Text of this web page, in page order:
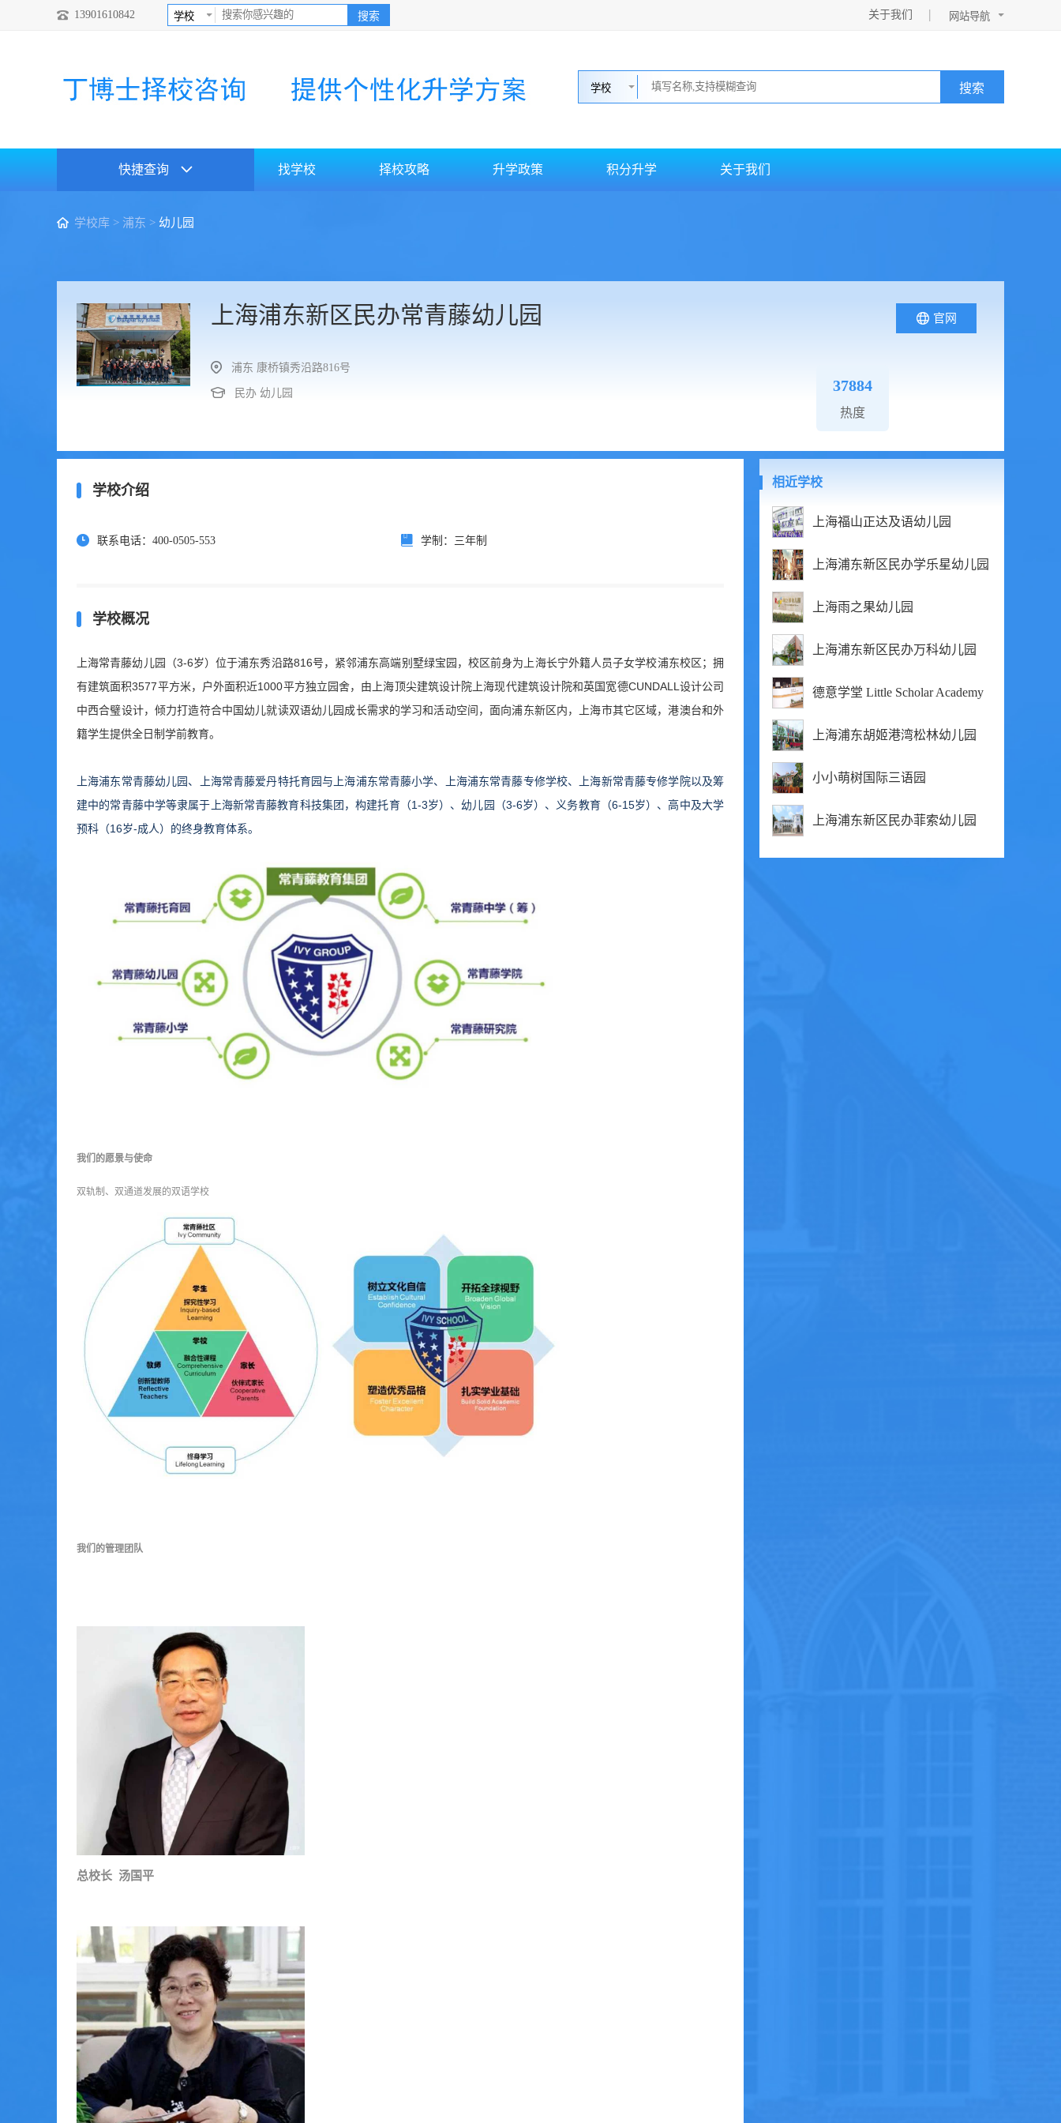
13901610842 搜索 关于我们
搜索
快捷查询 找学校 择校攻略 升学政策 积分升学 关于我们
学校库 > 浦东 > 幼儿园
上海浦东新区民办常青藤幼儿园
浦东 康桥镇秀沿路816号
民办 幼儿园
官网
37884
热度
学校介绍
联系电话：400-0505-553 学制：三年制
学校概况
上海常青藤幼儿园（3-6岁）位于浦东秀沿路816号，紧邻浦东高端别墅绿宝园，校区前身为上海长宁外籍人员子女学校浦东校区；拥
有建筑面积3577平方米，户外面积近1000平方独立园舍，由上海顶尖建筑设计院上海现代建筑设计院和英国宽德CUNDALL设计公司
中西合璧设计，倾力打造符合中国幼儿就读双语幼儿园成长需求的学习和活动空间，面向浦东新区内，上海市其它区域，港澳台和外
籍学生提供全日制学前教育。
上海浦东常青藤幼儿园、上海常青藤爱丹特托育园与上海浦东常青藤小学、上海浦东常青藤专修学校、上海新常青藤专修学院以及筹
建中的常青藤中学等隶属于上海新常青藤教育科技集团，构建托育（1-3岁）、幼儿园（3-6岁）、义务教育（6-15岁）、高中及大学
预科（16岁-成人）的终身教育体系。
我们的愿景与使命
双轨制、双通道发展的双语学校
我们的管理团队
总校长 汤国平
相近学校
上海福山正达及语幼儿园
上海浦东新区民办学乐星幼儿园
上海雨之果幼儿园
上海浦东新区民办万科幼儿园
德意学堂 Little Scholar Academy
上海浦东胡姬港湾松林幼儿园
小小萌树国际三语园
上海浦东新区民办菲索幼儿园